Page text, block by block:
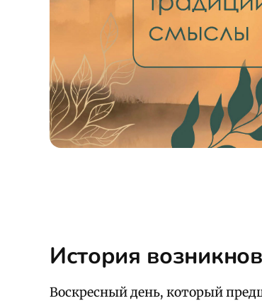
История
Воскресный день, который